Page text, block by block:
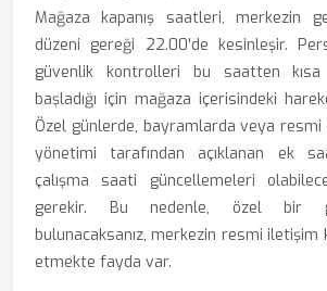
Mağaza kapanış saatleri, merkezin
düzeni gereği 22.00'de kesinleşir.
güvenlik kontrolleri bu saatten
başladığı için mağaza içerisindeki
Özel günlerde, bayramlarda veya
yönetimi tarafından açıklanan ek
çalışma saati güncellemeleri
gerekir. Bu nedenle, özel bir
bulunacaksanız, merkezin resmi iletişim
etmekte fayda var.